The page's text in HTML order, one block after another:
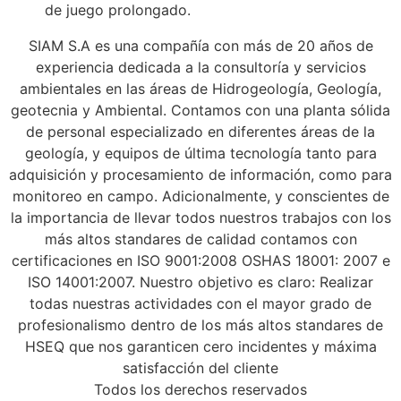
de juego prolongado.
SIAM S.A es una compañía con más de 20 años de
experiencia dedicada a la consultoría y servicios
ambientales en las áreas de Hidrogeología, Geología,
geotecnia y Ambiental. Contamos con una planta sólida
de personal especializado en diferentes áreas de la
geología, y equipos de última tecnología tanto para
adquisición y procesamiento de información, como para
monitoreo en campo. Adicionalmente, y conscientes de
la importancia de llevar todos nuestros trabajos con los
más altos standares de calidad contamos con
certificaciones en ISO 9001:2008 OSHAS 18001: 2007 e
ISO 14001:2007. Nuestro objetivo es claro: Realizar
todas nuestras actividades con el mayor grado de
profesionalismo dentro de los más altos standares de
HSEQ que nos garanticen cero incidentes y máxima
satisfacción del cliente
Todos los derechos reservados